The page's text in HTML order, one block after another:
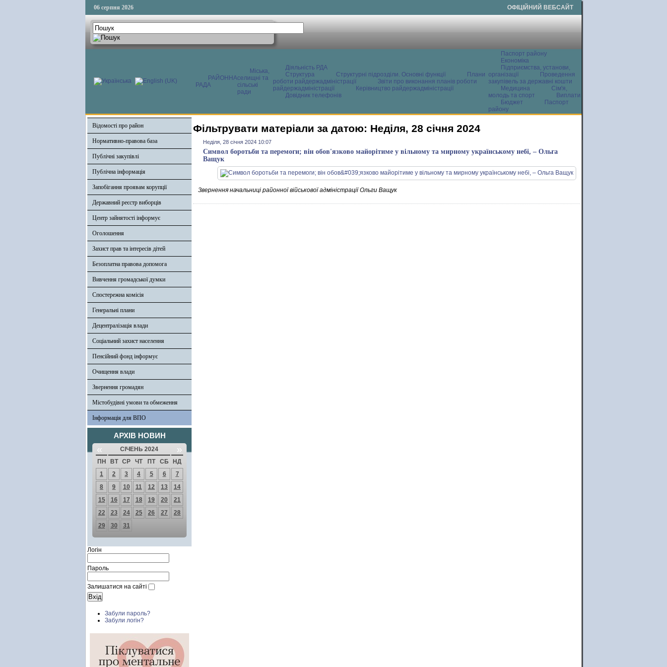
06 серпня 2026 ОФІЦІЙНИЙ ВЕБСАЙТ
РАЙОННА
РАДА
Міська,
селищні та
сільські
ради
Діяльність РДА
Структура
Структурні підрозділи. Основні функції
Плани
роботи райдержадміністрації
Звіти про виконання планів роботи
райдержадміністрації
Керівництво райдержадміністрації
Довідник телефонів
Паспорт району
Економіка
Підприємства, установи,
організації
Проведення
закупівель за державні кошти
Медицина
Сім'я,
молодь та спорт
Виплати
Бюджет
Паспорт
району
Відомості про район
Нормативно-правова база
Публічні закупівлі
Публічна інформація
Запобігання проявам корупції
Державний реєстр виборців
Центр зайнятості інформує
Оголошення
Захист прав та інтересів дітей
Безоплатна правова допомога
Вивчення громадської думки
Спостережна комісія
Генеральні плани
Децентралізація влади
Соціальний захист населення
Пенсійний фонд інформує
Очищення влади
Звернення громадян
Містобудівні умови та обмеження
Інформація для ВПО
АРХІВ НОВИН
« СІЧЕНЬ 2024 »
ПН ВТ СР ЧТ ПТ СБ
НД
1
2 3 4 5 6
7
8
9 10 11 12 13
14
15
16 17 18 19 20
21
22
23 24 25 26 27
28
29
30 31
Логін
Пароль
Залишатися на сайті
Забули пароль?
Забули логін?
Фільтрувати матеріали за датою: Неділя, 28 січня 2024
Неділя, 28 січня 2024 10:07
Символ боротьби та перемоги; він обов'язково майорітиме у вільному та мирному українському небі, – Ольга
Ващук
Звернення начальниці районної військової адміністрації Ольги Ващук